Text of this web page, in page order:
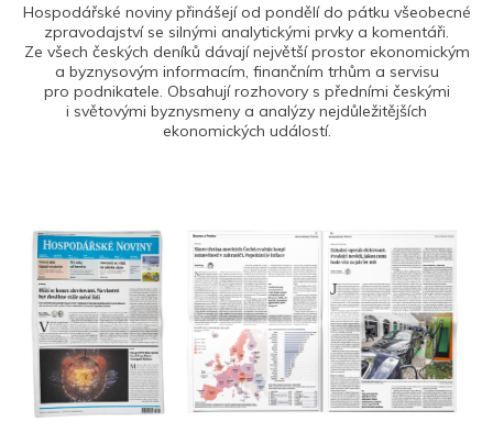
Hospodářské noviny přinášejí od pondělí do pátku všeobecné
zpravodajství se silnými analytickými prvky a komentáři.
Ze všech českých deníků dávají největší prostor ekonomickým
a byznysovým informacím, finančním trhům a servisu
pro podnikatele. Obsahují rozhovory s předními českými
i světovými byznysmeny a analýzy nejdůležitějších
ekonomických událostí.